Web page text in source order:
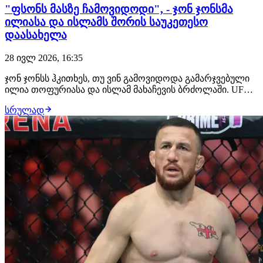
"ფსონს მასზე ჩამოვიდოდი", - ჯონ ჯონსმა
ილიასა და ისლამს შორის საუკეთესო
დაასახელა
28 ივლ 2026, 16:35
ჯონ ჯონსს ჰკითხეს, თუ ვინ გამოვიდოდა გამარჯვებული
ილია თოფურიასა და ისლამ მახაჩევის ბრძოლაში. UFC-
ქართველი მებრძოლის სასარგებლოდ და მის ძლიერ
მხარედ დგომში ჩხუბი დაასახელა. "ფსონის დადება რომ
მომიწიოს, ამას თოფურიას სასარგებლოდ გავაკეთებ…
სრულად